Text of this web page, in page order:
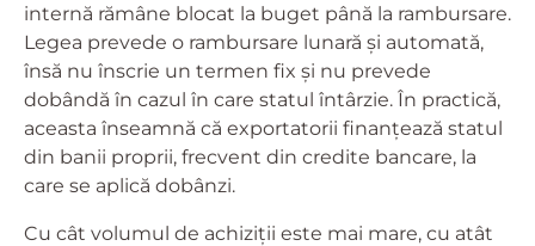
internă rămâne blocat la buget până la rambursare.
Legea prevede o rambursare lunară și automată,
însă nu înscrie un termen fix și nu prevede
dobândă în cazul în care statul întârzie. În practică,
aceasta înseamnă că exportatorii finanțează statul
din banii proprii, frecvent din credite bancare, la
care se aplică dobânzi.
Cu cât volumul de achiziții este mai mare, cu atât